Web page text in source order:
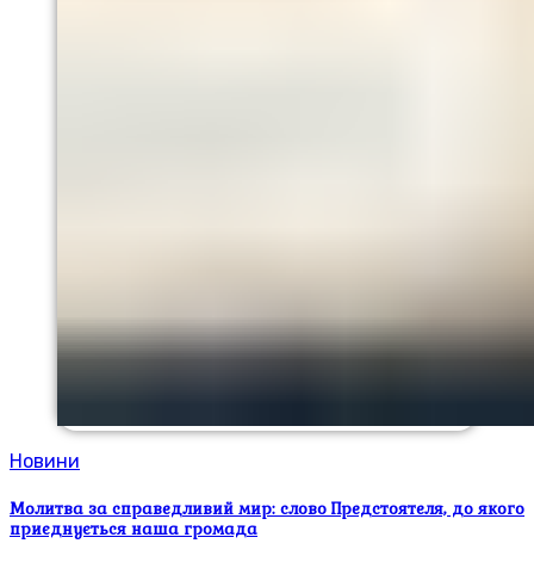
Новини
Молитва за справедливий мир: слово Предстоятеля, до якого
приєднується наша громада